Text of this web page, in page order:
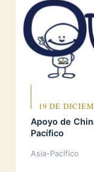
19 DE
Apoyo de
Pacífico
Asia-Pacífico